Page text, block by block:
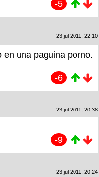
-5
23 jul 2011, 22:10
en una paguina porno.
-6
23 jul 2011, 20:38
-9
23 jul 2011, 20:24